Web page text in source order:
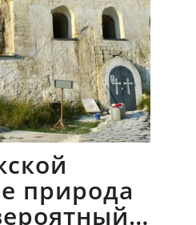
природа